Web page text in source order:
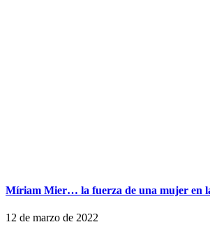
Míriam Mier… la fuerza de una mujer en
12 de marzo de 2022